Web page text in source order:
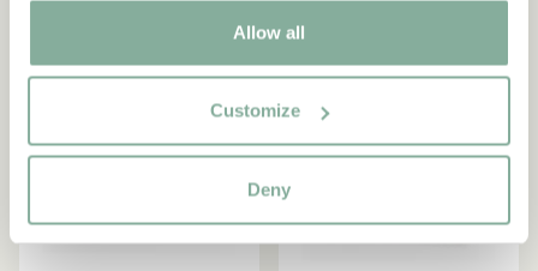
Allow all
Customize
Deny
NEU